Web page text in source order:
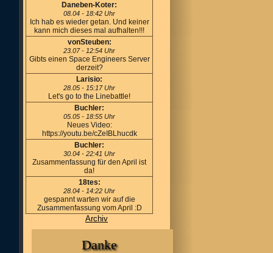
Daneben-Koter:
08.04 - 18:42 Uhr
Ich hab es wieder getan. Und keiner
kann mich dieses mal aufhalten!!!
vonSteuben:
23.07 - 12:54 Uhr
Gibts einen Space Engineers Server
derzeit?
Larisio:
28.05 - 15:17 Uhr
Let's go to the Linebattle!
Buchler:
05.05 - 18:55 Uhr
Neues Video:
https://youtu.be/cZeIBLhucdk
Buchler:
30.04 - 22:41 Uhr
Zusammenfassung für den April ist
da!
18tes:
28.04 - 14:22 Uhr
gespannt warten wir auf die
Zusammenfassung vom April :D
Archiv
Danke